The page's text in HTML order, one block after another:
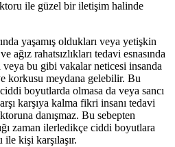
ile güzel bir iletişim halinde
yaşamış oldukları veya yetişkin
ağız rahatsızlıkları tedavi esnasında
veya bu gibi vakalar neticesi insanda
korkusu meydana gelebilir. Bu
boyutlarda olmasa da veya sancı
karşıya kalma fikri insanı tedavi
danışmaz. Bu sebepten
zaman ilerledikçe ciddi boyutlara
kişi karşılaşır.